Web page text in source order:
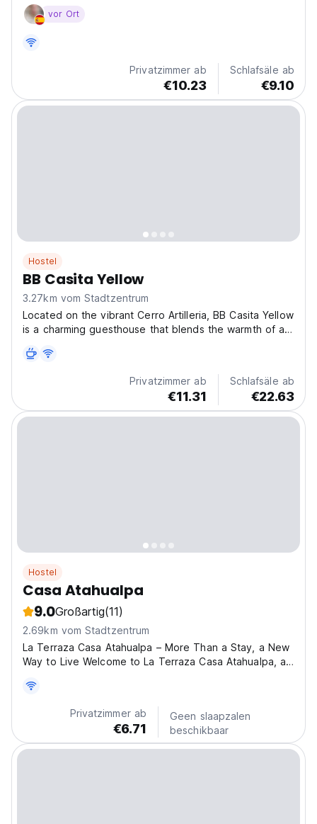
vor Ort
Privatzimmer ab
€10.23
Schlafsäle ab
€9.10
Hostel
BB Casita Yellow
3.27km vom Stadtzentrum
Located on the vibrant Cerro Artilleria, BB Casita Yellow
is a charming guesthouse that blends the warmth of a
for travellers seeking an authentic Valparaiso
experience, this bright and welcoming casita offers...
Privatzimmer ab
€11.31
Schlafsäle ab
€22.63
Hostel
Casa Atahualpa
9.0Großartig(11)
2.69km vom Stadtzentrum
La Terraza Casa Atahualpa – More Than a Stay, a New
Way to Live Welcome to La Terraza Casa Atahualpa, a
hills of Valparaíso. Our home is not a typical hostel — it
is a living cultural space, a creative...
Privatzimmer ab
€6.71
Geen slaapzalen
beschikbaar